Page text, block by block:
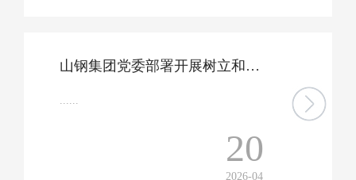
山钢集团党委部署开展树立和践行正确政绩观学习教育
......
20
2026-04